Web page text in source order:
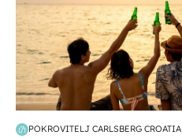
POKROVITELJ CARLSBERG CROATIA